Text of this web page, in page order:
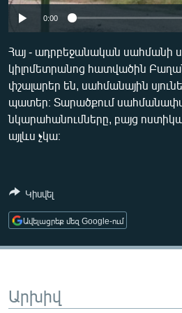
ՍՊՈՐՏ
ՏՏ ԵՒ ԻՆՏԵՐՆԵՏ
ԿՈՐՈՆԱՎԻՐՈՒՍ
ԱՐԽԻՎ
ՏԵՍԱՆՅՈՒԹԵՐ
ՁԳՏԵԼՈՎ ԼԱՎԱԳՈՒՅՆԻՆ
ՓՈԴՔԱՍԹ
Русский
Auto 240p
0:00
Հայ - ադրբեջանական սահմանի
կիլոմետրանոց հատվածին
փշալարեր են, սահմանային
պատեր։ Տարածքում
նկարահանումները, բայց
այլևս չկա։
Կիսվել
Ավելացրեք մեզ Google-ում
Արխիվ